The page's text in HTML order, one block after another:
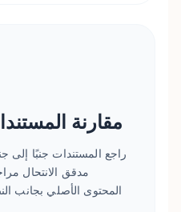
مقارنة
راجع المستندات جنبًا إلى
مدقق الانتحال
المحتوى الأصلي بجانب